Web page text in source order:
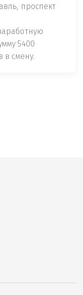
проспект
5400
в смену.